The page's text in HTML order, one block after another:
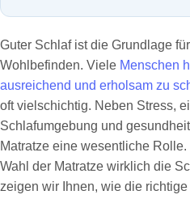
Guter Schlaf ist die Grundlage
Wohlbefinden. Viele Menschen
ausreichend und erholsam zu
oft vielschichtig. Neben Stress,
Schlafumgebung und
Matratze eine wesentliche
Wahl der Matratze wirklich die
zeigen wir Ihnen, wie die